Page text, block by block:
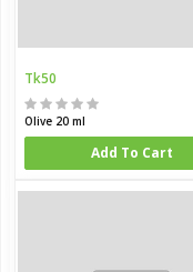
Tk50
Olive 20 ml
Add To Cart